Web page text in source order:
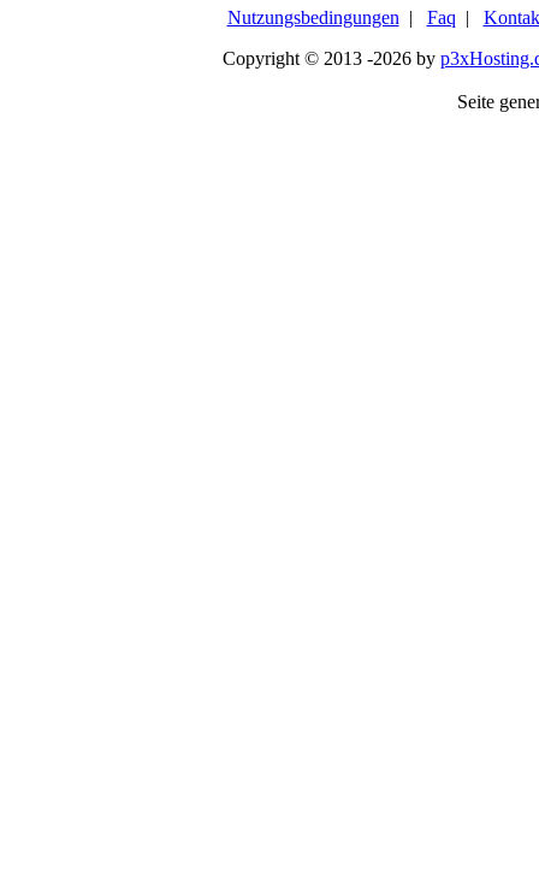
Nutzungsbedingungen | Faq |
Copyright © 2013 -2026 by
Seite